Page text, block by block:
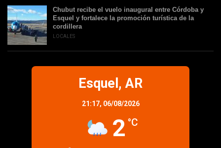
Chubut recibe el vuelo inaugural entre Córdoba y
Esquel y fortalece la promoción turística de la
cordillera
LOCALES
Esquel, AR
21:17, 06/08/2026
2 °C